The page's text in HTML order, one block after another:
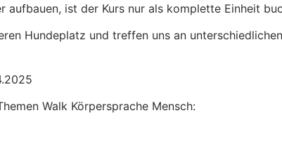
aufbauen, ist der Kurs nur als komplette Einheit
Hundeplatz und treffen uns an
Walk Körpersprache Mensch: